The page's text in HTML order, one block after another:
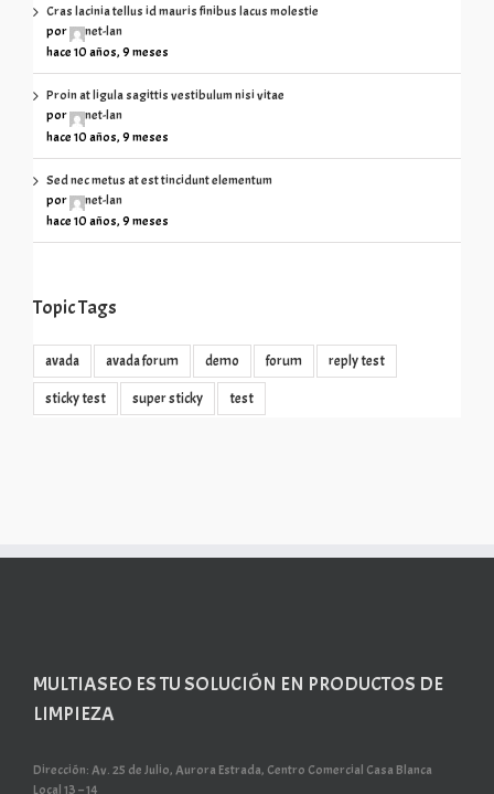
Cras lacinia tellus id mauris finibus lacus molestie
por
net-lan
hace 10 años, 9 meses
Proin at ligula sagittis vestibulum nisi vitae
por
net-lan
hace 10 años, 9 meses
Sed nec metus at est tincidunt elementum
por
net-lan
hace 10 años, 9 meses
Topic Tags
avada avada forum demo forum reply test
sticky test super sticky test
MULTIASEO ES TU SOLUCIÓN EN PRODUCTOS DE
LIMPIEZA
Dirección: Av. 25 de Julio, Aurora Estrada, Centro Comercial Casa Blanca
Local 13 – 14